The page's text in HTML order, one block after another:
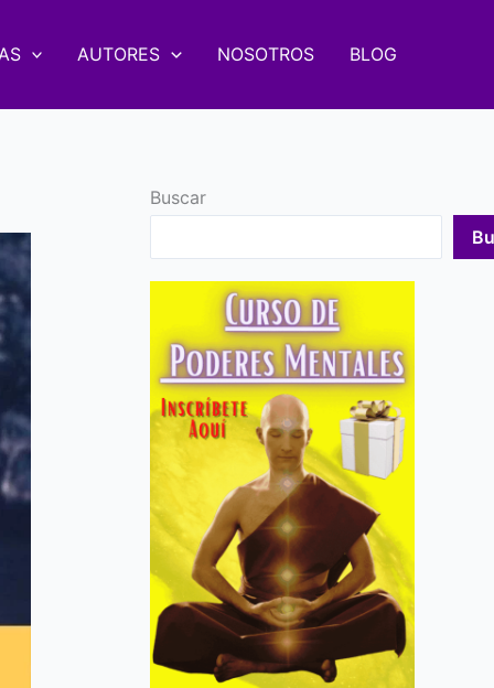
AUTORES NOSOTROS BLOG
Buscar